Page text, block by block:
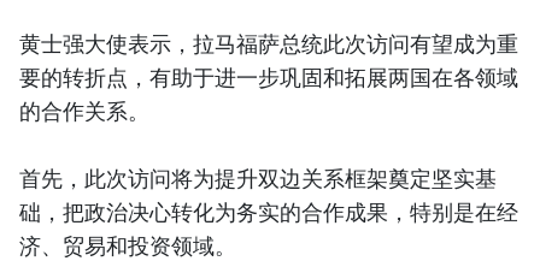
黄士强大使表示，拉马福萨总统此次访问有望成为重
要的转折点，有助于进一步巩固和拓展两国在各领域
的合作关系。
首先，此次访问将为提升双边关系框架奠定坚实基
础，把政治决心转化为务实的合作成果，特别是在经
济、贸易和投资领域。